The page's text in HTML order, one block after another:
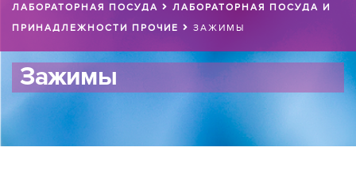
ЛАБОРАТОРНАЯ ПОСУДА
ЛАБОРАТОРНАЯ ПОСУДА И
ПРИНАДЛЕЖНОСТИ ПРОЧИЕ
ЗАЖИМЫ
Зажимы